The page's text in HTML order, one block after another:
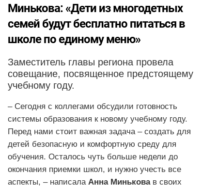
Минькова: «Дети из многодетных
семей будут бесплатно питаться в
школе по единому меню»
Заместитель главы региона провела
совещание, посвященное предстоящему
учебному году.
– Сегодня с коллегами обсудили готовность
системы образования к новому учебному году.
Перед нами стоит важная задача – создать для
детей безопасную и комфортную среду для
обучения. Осталось чуть больше недели до
окончания приемки школ, и нужно учесть все
аспекты, – написала Анна Миньковав своих